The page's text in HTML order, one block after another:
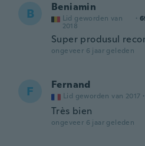
B Beniamin
Lid geworden van
2018
·
Super produsul
ongeveer 6 jaar geleden
F Fernand
Lid geworden van 2017 ·
Très bien
ongeveer 6 jaar geleden